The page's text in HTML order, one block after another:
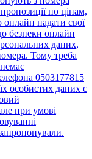
по цінам,
онлайн надати свої
безпеки онлайн
даних,
Тому треба
0503177815
особистих даних є
при умові